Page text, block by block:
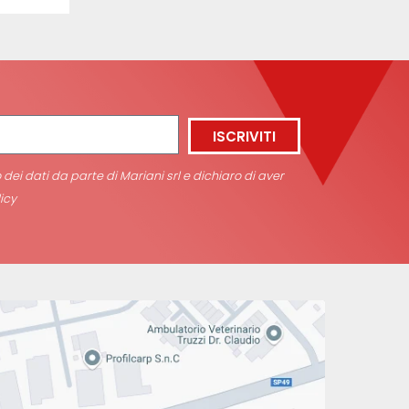
dati da parte di Mariani srl e dichiaro di aver
ISCRIVITI